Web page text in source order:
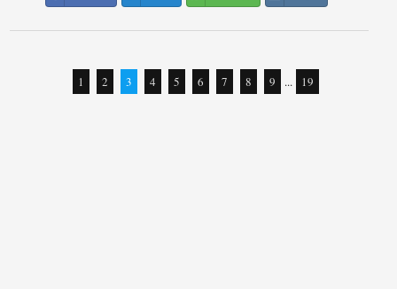
1 2 3 4 5 6 7 8 9 ... 19